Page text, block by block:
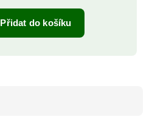
Přidat do košíku